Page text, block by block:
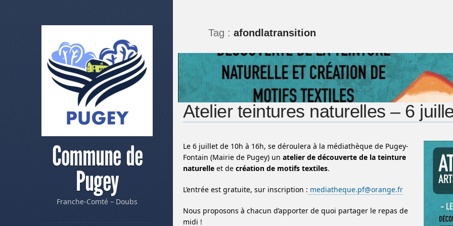
Commune de
Pugey
Franche-Comté – Doubs
Tag : afondlatransition
Atelier teintures naturelles – 6
Le 6 juillet de 10h à 16h, se déroulera à la médiathèque de Pugey-
Fontain (Mairie de Pugey) un atelier de découverte de la teinture
naturelle et de création de motifs textiles.
L’entrée est gratuite, sur inscription : mediatheque.pf@orange.fr
Nous proposons à chacun d’apporter de quoi partager le repas de
midi !